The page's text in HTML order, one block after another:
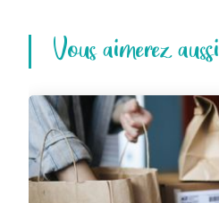
Vous aimerez aussi